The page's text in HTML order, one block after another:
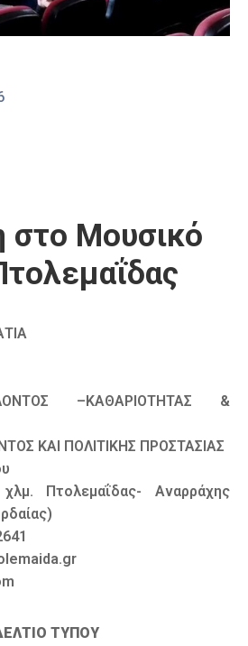
στο Μουσικό
–ΚΑΘΑΡΙΟΤΗΤΑΣ &
ΚΑΙ ΠΟΛΙΤΙΚΗΣ ΠΡΟΣΤΑΣΙΑΣ
Πτολεμαΐδας- Αναρράχης
ΤΥΠΟΥ